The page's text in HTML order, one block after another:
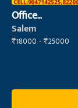
Office
Maintenance
Staff
Salem
₹18000 - ₹25000